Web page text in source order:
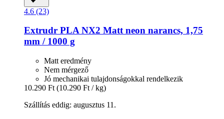
4.6 (23)
Extrudr PLA NX2 Matt neon narancs, 1,75
mm / 1000 g
Matt eredmény
Nem mérgező
Jó mechanikai tulajdonságokkal rendelkezik
10.290 Ft (10.290 Ft / kg)
Szállítás eddig: augusztus 11.